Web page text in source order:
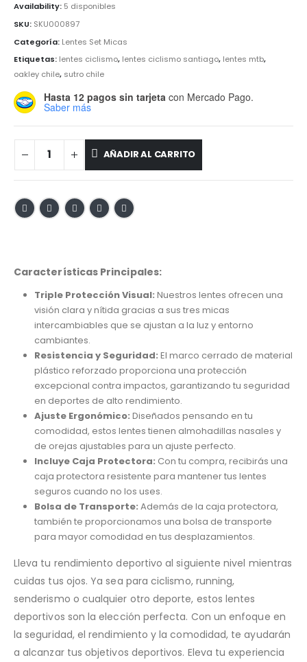
Availability: 5 disponibles
SKU: SKU000897
Categoría: Lentes Set Micas
Etiquetas: lentes ciclismo, lentes ciclismo santiago, lentes mtb,
oakley chile, sutro chile
Hasta 12 pagos sin tarjeta con Mercado Pago.
Saber más
AÑADIR AL CARRITO
Características Principales:
Triple Protección Visual: Nuestros lentes ofrecen una
visión clara y nítida gracias a sus tres micas
intercambiables que se ajustan a la luz y entorno
cambiantes.
Resistencia y Seguridad: El marco cerrado de material
plástico reforzado proporciona una protección
excepcional contra impactos, garantizando tu seguridad
en deportes de alto rendimiento.
Ajuste Ergonómico: Diseñados pensando en tu
comodidad, estos lentes tienen almohadillas nasales y
de orejas ajustables para un ajuste perfecto.
Incluye Caja Protectora: Con tu compra, recibirás una
caja protectora resistente para mantener tus lentes
seguros cuando no los uses.
Bolsa de Transporte: Además de la caja protectora,
también te proporcionamos una bolsa de transporte
para mayor comodidad en tus desplazamientos.
Lleva tu rendimiento deportivo al siguiente nivel mientras
cuidas tus ojos. Ya sea para ciclismo, running,
senderismo o cualquier otro deporte, estos lentes
deportivos son la elección perfecta. Con un enfoque en
la seguridad, el rendimiento y la comodidad, te ayudarán
a alcanzar tus objetivos deportivos. Eleva tu experiencia